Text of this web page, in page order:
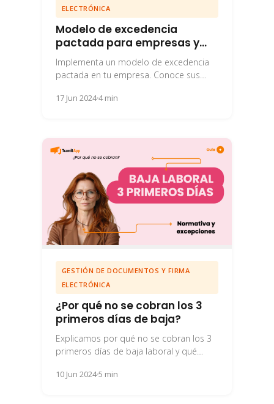
ELECTRÓNICA
Modelo de excedencia
pactada para empresas y
empleados
Implementa un modelo de excedencia
pactada en tu empresa. Conoce sus
para solicitarla...
17 Jun 20244 min
GESTIÓN DE DOCUMENTOS Y FIRMA
ELECTRÓNICA
¿Por qué no se cobran los 3
primeros días de baja?
Explicamos por qué no se cobran los 3
primeros días de baja laboral y qué
10 Jun 20245 min